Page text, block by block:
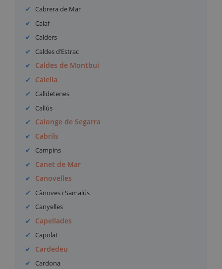
Cabrera de Mar
Calaf
Calders
Caldes d’Estrac
Caldes de Montbui
Calella
Calldetenes
Callús
Calonge de Segarra
Cabrils
Campins
Canet de Mar
Canovelles
Cànoves i Samalús
Canyelles
Capellades
Capolat
Cardedeu
Cardona